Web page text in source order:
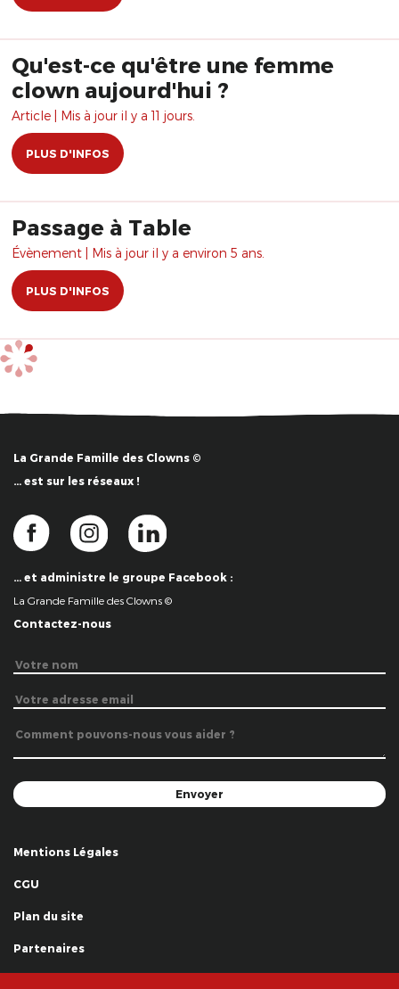
Qu'est-ce qu'être une femme
clown aujourd'hui ?
Article | Mis à jour il y a 11 jours.
PLUS D'INFOS
Passage à Table
Évènement | Mis à jour il y a environ 5 ans.
PLUS D'INFOS
La Grande Famille des Clowns ©
… est sur les réseaux !
… et administre le groupe Facebook :
La Grande Famille des Clowns ©
Contactez-nous
Mentions Légales
CGU
Plan du site
Partenaires